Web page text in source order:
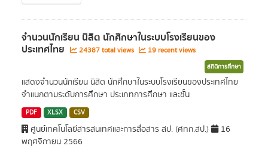
จำนวนนักเรียน นิสิต นักศึกษาในระบบโรงเรียนของ
ประเทศไทย 24387 total views 19 recent views
สถิติการศึกษา
แสดงจำนวนนักเรียน นิสิต นักศึกษาในระบบโรงเรียนของประเทศไทย
จำแนกตามระดับการศึกษา ประเภทการศึกษา และชั้น
PDF XLSX CSV
ศูนย์เทคโนโลยีสารสนเทศและการสื่อสาร สป. (ศทก.สป.)
16
พฤศจิกายน 2566